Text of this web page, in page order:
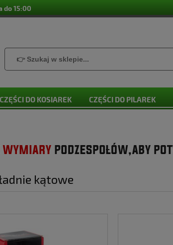
do 15:00
CZĘŚCI DO KOSIAREK CZĘŚCI DO PILAREK
kątowe